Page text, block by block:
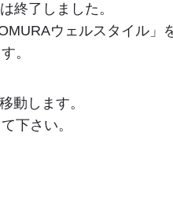
終了しました。
ウェルスタイル」
。
動します。
下さい。